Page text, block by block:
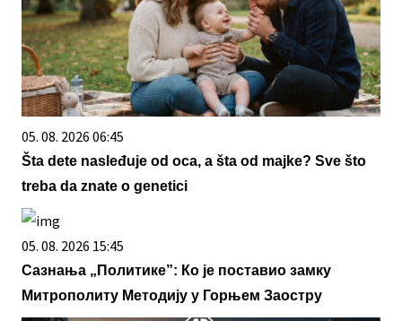
05. 08. 2026 06:45
Šta dete nasleđuje od oca, a šta od majke? Sve što
treba da znate o genetici
05. 08. 2026 15:45
Сазнања „Политике”: Ко је поставио замку
Митрополиту Методију у Горњем Заостру